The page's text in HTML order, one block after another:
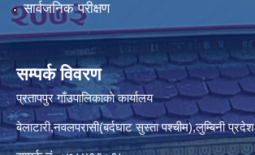
सार्वजनिक परीक्षण
सम्पर्क विवरण
प्रतापपुर गाँउपालिकाकाे कार्यालय
बेलाटारी,नवलपरासी(बर्दघाट सुस्ता पश्चीम),लुम्बिनी प्रदेश